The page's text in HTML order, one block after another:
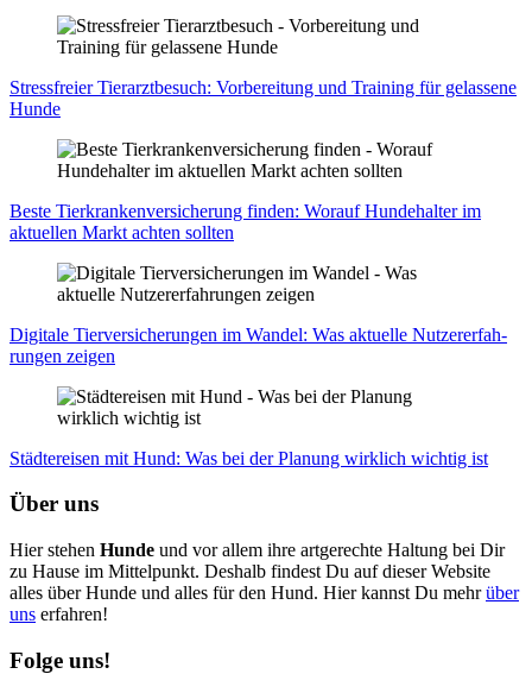
Stress­frei­er Tier­arzt­be­such: Vor­be­rei­tung und Trai­ning für gelas­se­ne
Hun­de
Bes­te Tier­kran­ken­ver­si­che­rung fin­den: Wor­auf Hun­de­hal­ter im
aktu­el­len Markt ach­ten soll­ten
Digi­ta­le Tier­ver­si­che­run­gen im Wan­del: Was aktu­el­le Nut­zer­er­fah­
run­gen zei­gen
Städ­te­rei­sen mit Hund: Was bei der Pla­nung wirk­lich wich­tig ist
Über uns
Hier stehen Hunde und vor allem ihre artgerechte Haltung bei Dir
zu Hause im Mittelpunkt. Deshalb findest Du auf dieser Website
alles über Hunde und alles für den Hund. Hier kannst Du mehrüber
uns erfahren!
Folge uns!